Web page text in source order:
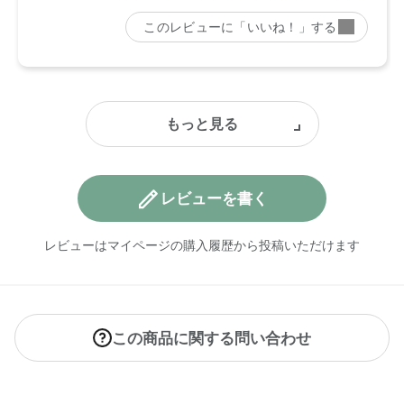
レビューを書く
レビューはマイページの購入履歴から投稿いただけます
この商品に関する問い合わせ